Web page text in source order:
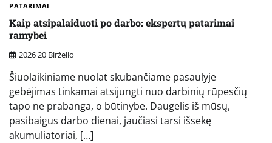
PATARIMAI
Kaip atsipalaiduoti po darbo: ekspertų patarimai
ramybei
2026 20 Birželio
Šiuolaikiniame nuolat skubančiame pasaulyje
gebėjimas tinkamai atsijungti nuo darbinių rūpesčių
tapo ne prabanga, o būtinybe. Daugelis iš mūsų,
pasibaigus darbo dienai, jaučiasi tarsi išsekę
akumuliatoriai, […]